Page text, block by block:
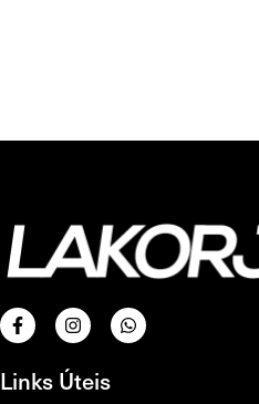
Links Úteis